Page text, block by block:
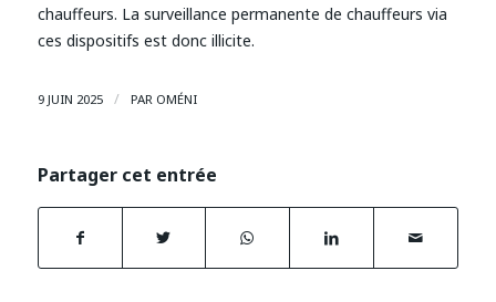
chauffeurs. La surveillance permanente de chauffeurs via
ces dispositifs est donc illicite.
9 JUIN 2025 / PAR OMÉNI
Partager cet entrée